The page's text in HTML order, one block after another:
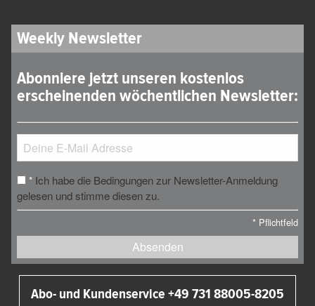
Weekly Newsletter
Abonniere jetzt unseren kostenlos
erscheinenden wöchentlichen Newsletter:
* Ich habe die Bedingungen zur Newsletter-Anmeldung
gelesen und stimme diesen zu.
* Pflichtfeld
Absenden
Abo- und Kundenservice +49 731 88005-8205